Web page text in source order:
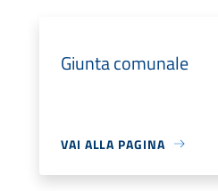
Giunta comunale
VAI ALLA PAGINA